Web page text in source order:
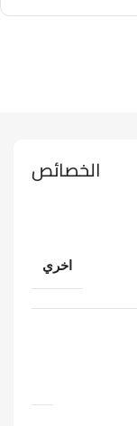
الخصائص
اخري